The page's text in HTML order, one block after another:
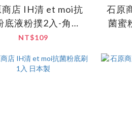
店 IH清 et moi抗
底液粉撲2入-角形
日本製
NT$109
石原
菌蜜